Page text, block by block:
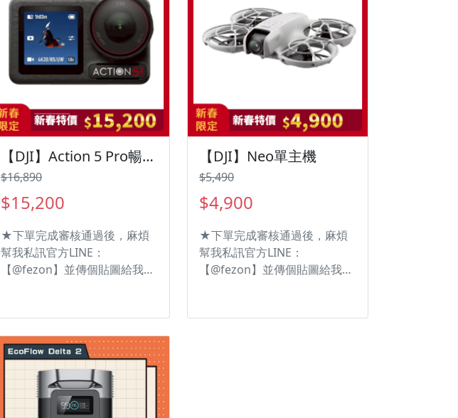
【DJI】Action 5 Pro暢拍套裝
$16,890
$15,200
★下單完成審核通過後，麻煩
幫我私訊官方LINE：
【@fezon】並傳個貼圖給我
搭載氣壓計、水壓計 ✅續航力
提升4小時
【DJI】Neo單主機
$5,490
$4,900
★下單完成審核通過後，麻煩
幫我私訊官方LINE：
【@fezon】並傳個貼圖給我
還輕 ✅8種智慧運鏡